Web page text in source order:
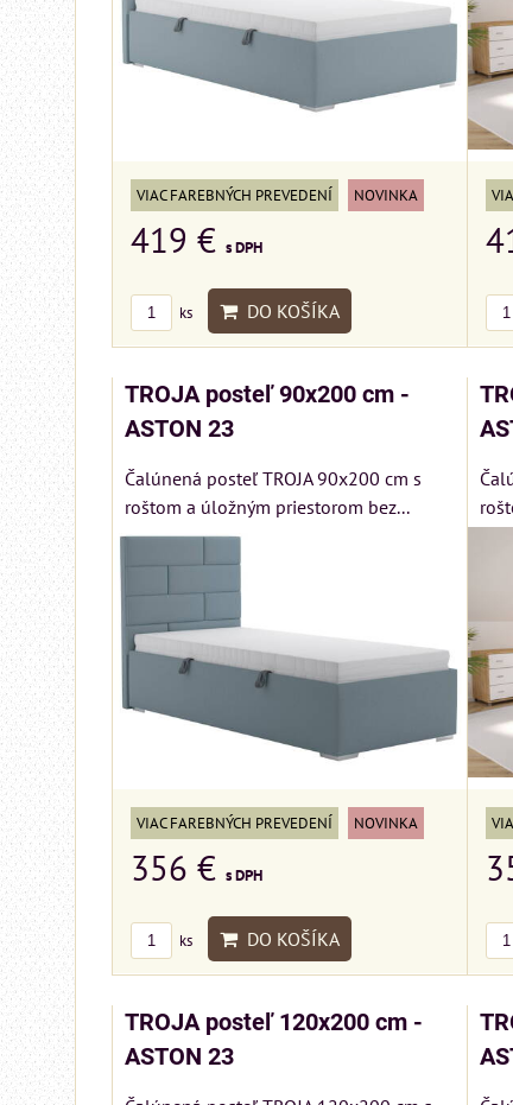
VIAC FAREBNÝCH PREVEDENÍ NOVINKA
419 € s DPH
ks DO KOŠÍKA
TROJA posteľ 90x200 cm -
ASTON 23
Čalúnená posteľ TROJA 90x200 cm s
roštom a úložným priestorom bez...
VIAC FAREBNÝCH PREVEDENÍ NOVINKA
356 € s DPH
ks DO KOŠÍKA
TROJA posteľ 120x200 cm -
ASTON 23